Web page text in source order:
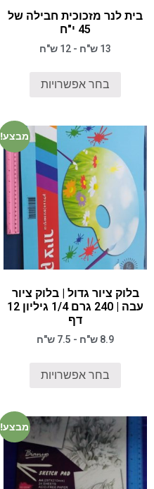
בית לנר מזכוכית חבילה של
45 י"ח
13 ש"ח - 12 ש"ח
בחר אפשרויות
מבצע!
בלוק ציור גדול | בלוק ציור
עבה | 240 גרם 1/4 גיליון 12
דף
8.9 ש"ח - 7.5 ש"ח
בחר אפשרויות
מבצע!